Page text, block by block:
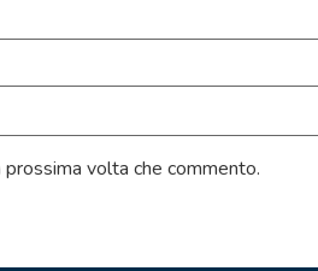
volta che commento.